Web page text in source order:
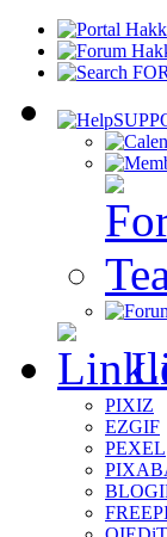
PIXIZ
EZGIF
PEXEL